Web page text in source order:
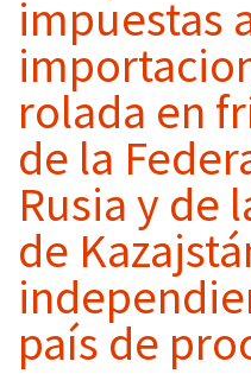
impuestas
rolada en
de la
Rusia y de
de
país de